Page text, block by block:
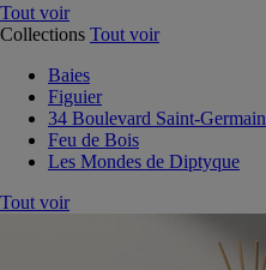
Tout voir
Collections Tout voir
Baies
Figuier
34 Boulevard Saint-Germain
Feu de Bois
Les Mondes de Diptyque
Tout voir